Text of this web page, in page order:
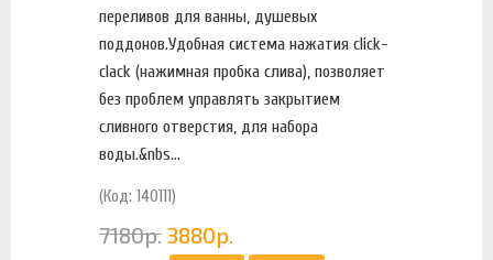
переливов для ванны, душевых
поддонов.Удобная система нажатия click-
clack (нажимная пробка слива), позволяет
без проблем управлять закрытием
сливного отверстия, для набора
воды.&nbs...
(Код: 140111)
7180р. 3880р.